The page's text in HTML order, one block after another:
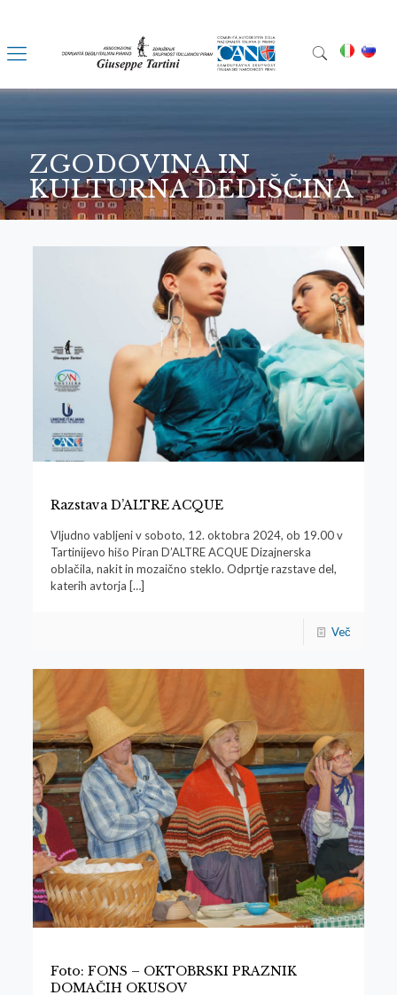
ZGODOVINA IN
KULTURNA DEDIŠČINA
Razstava D’ALTRE ACQUE
Vljudno vabljeni v soboto, 12. oktobra 2024, ob 19.00 v
Tartinijevo hišo Piran D’ALTRE ACQUE Dizajnerska
oblačila, nakit in mozaično steklo. Odprtje razstave del,
katerih avtorja […]
Več
Foto: FONS – OKTOBRSKI PRAZNIK
DOMAČIH OKUSOV